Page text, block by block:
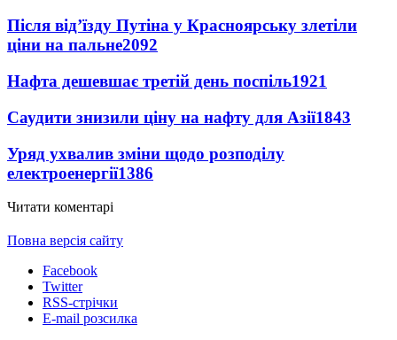
Після від’їзду Путіна у Красноярську злетіли
ціни на пальне2092
Нафта дешевшає третій день поспіль1921
Саудити знизили ціну на нафту для Азії1843
Уряд ухвалив зміни щодо розподілу
електроенергії1386
Читати коментарі
Повна версія сайту
Facebook
Twitter
RSS-стрічки
E-mail розсилка